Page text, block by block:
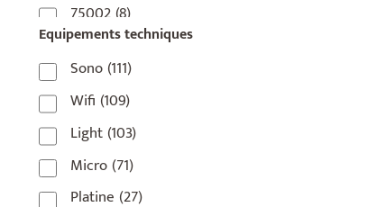
75002(8)
75003(1)
75004 (2)
75006(5)
75007(7)
75008 (17)
Equipements techniques
Sono(111)
Wifi (109)
Light(103)
Micro(71)
Platine (27)